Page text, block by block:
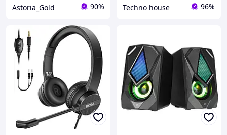
Astoria_Gold 90% Techno house 96%